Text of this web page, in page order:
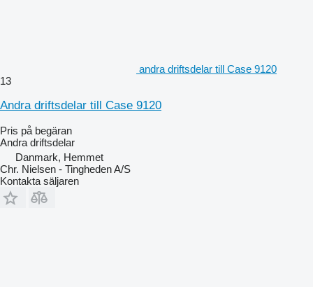
andra driftsdelar till Case 9120
13
Andra driftsdelar till Case 9120
Pris på begäran
Andra driftsdelar
Danmark, Hemmet
Chr. Nielsen - Tingheden A/S
Kontakta säljaren